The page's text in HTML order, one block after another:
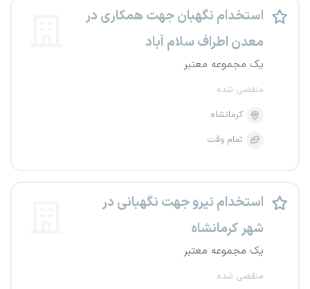
استخدام نگهبان جهت همکاری در
معدن اطراف سلام آباد
یک مجموعه معتبر
منقضی شده
کرمانشاه
تمام وقت
استخدام نیرو جهت نگهبانی در
شهر کرمانشاه
یک مجموعه معتبر
منقضی شده